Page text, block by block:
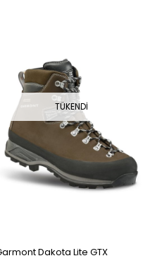
TÜKENDI
Dakota Lite GTX